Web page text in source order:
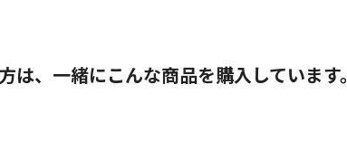
は、一緒にこんな商品を購入しています。